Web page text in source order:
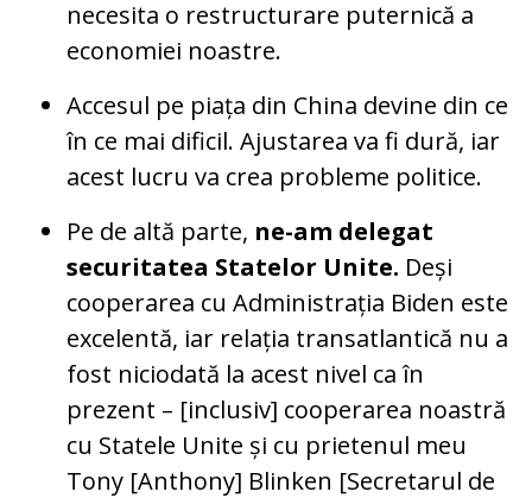
necesita o restructurare puternică a
economiei noastre.
Accesul pe piața din China devine din ce
în ce mai dificil. Ajustarea va fi dură, iar
acest lucru va crea probleme politice.
Pe de altă parte, ne-am delegat
securitatea Statelor Unite. Deși
cooperarea cu Administrația Biden este
excelentă, iar relația transatlantică nu a
fost niciodată la acest nivel ca în
prezent – [inclusiv] cooperarea noastră
cu Statele Unite și cu prietenul meu
Tony [Anthony] Blinken [Secretarul de